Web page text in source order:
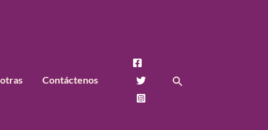
Contáctenos Buscar